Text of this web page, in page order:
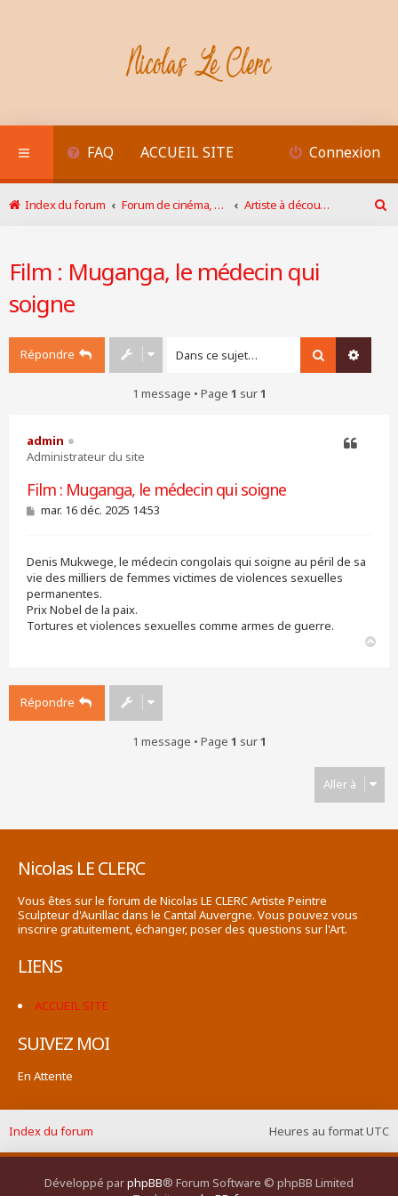
FAQ ACCUEIL SITE Connexion
Index du forum Forum de cinéma, photo
Artiste à découvrir : cinéma, photo... Oeuvre ou artiste
Film : Muganga, le médecin qui
soigne
Répondre Rechercher
1 message • Page 1 sur1
admin
Administrateur du site
Film : Muganga, le médecin qui soigne
M
a
g
e
mar. 16 déc. 2025 14:53
Denis Mukwege, le médecin congolais qui soigne au péril de sa
vie des milliers de femmes victimes de violences sexuelles
permanentes.
Prix Nobel de la paix.
Tortures et violences sexuelles comme armes de guerre.
Répondre
1 message • Page 1 sur1
Aller à
Nicolas LE CLERC
Vous êtes sur le forum de Nicolas LE CLERC Artiste Peintre
Sculpteur d'Aurillac dans le Cantal Auvergne. Vous pouvez vous
inscrire gratuitement, échanger, poser des questions sur l'Art.
LIENS
ACCUEIL SITE
SUIVEZ MOI
En Attente
Heures au formatUTC
Index du forum
Développé parphpBB® Forum Software © phpBB Limited